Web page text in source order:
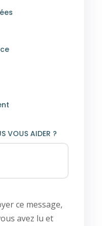
VOUS AIDER ?
ce message,
avez lu et